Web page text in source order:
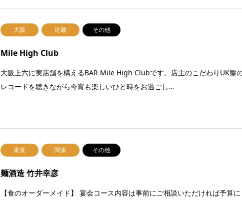
大阪 近畿 その他
Mile High Club
大阪上六に実店舗を構えるBAR Mile High Clubです。店主のこだわりUK盤
レコードを聴きながら今宵も楽しいひと時をお過ごし…
東京 関東 その他
麺酒造 竹井幸彦
【食のオーダーメイド】 宴会コース内容は事前にご相談いただければ予算に